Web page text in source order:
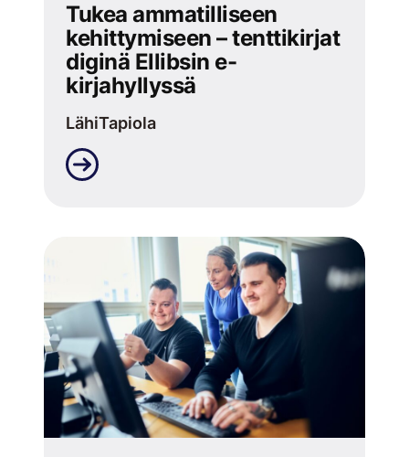
Tukea ammatilliseen
kehittymiseen – tenttikirjat
diginä Ellibsin e-
kirjahyllyssä
LähiTapiola